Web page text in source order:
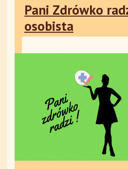
Pani Zdrówko
osobista